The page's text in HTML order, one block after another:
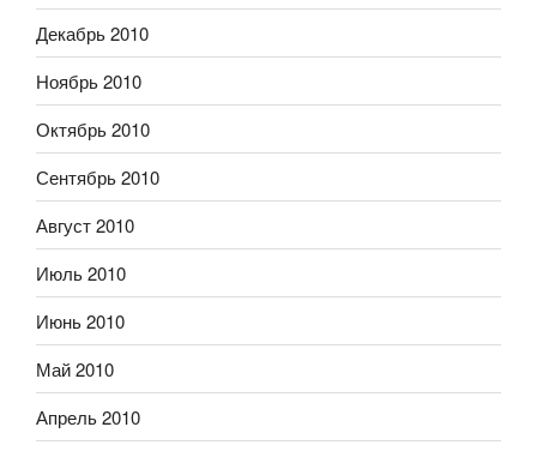
Декабрь 2010
Ноябрь 2010
Октябрь 2010
Сентябрь 2010
Август 2010
Июль 2010
Июнь 2010
Май 2010
Апрель 2010